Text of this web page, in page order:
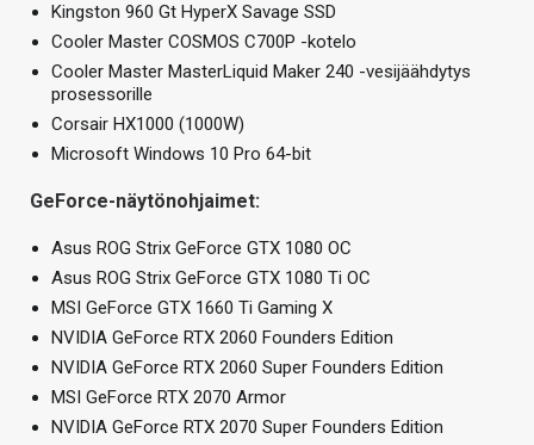
Kingston 960 Gt HyperX Savage SSD
Cooler Master COSMOS C700P -kotelo
Cooler Master MasterLiquid Maker 240 -vesijäähdytys
prosessorille
Corsair HX1000 (1000W)
Microsoft Windows 10 Pro 64-bit
GeForce-näytönohjaimet:
Asus ROG Strix GeForce GTX 1080 OC
Asus ROG Strix GeForce GTX 1080 Ti OC
MSI GeForce GTX 1660 Ti Gaming X
NVIDIA GeForce RTX 2060 Founders Edition
NVIDIA GeForce RTX 2060 Super Founders Edition
MSI GeForce RTX 2070 Armor
NVIDIA GeForce RTX 2070 Super Founders Edition